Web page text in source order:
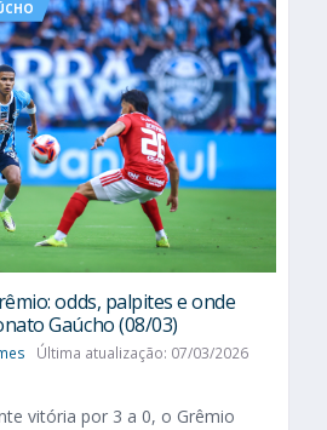
odds, palpites e onde
Gaúcho (08/03)
Última atualização: 07/03/2026
vitória por 3 a 0, o Grêmio